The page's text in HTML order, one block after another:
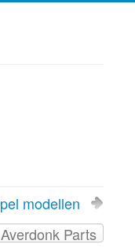
modellen
Parts